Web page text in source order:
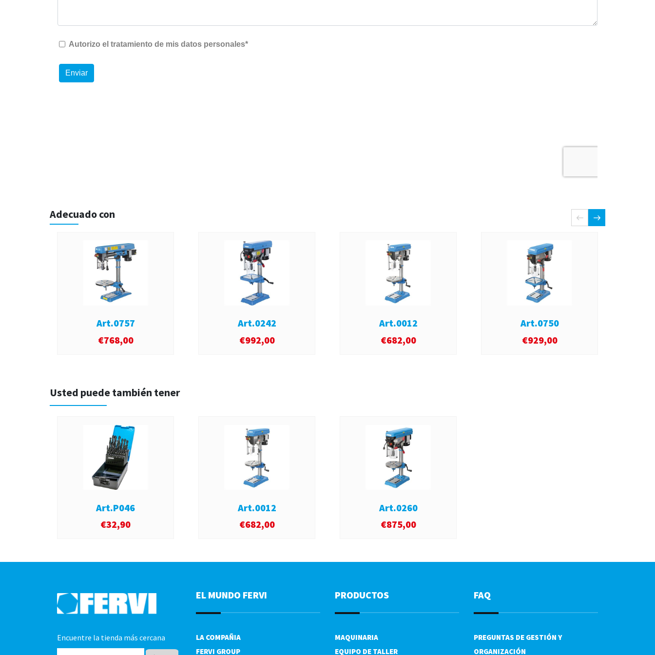
Adecuado con
Art.0757
€768,00
Art.0242
€992,00
Art.0012
€682,00
Art.0750
€929,00
Usted puede también tener
Art.P046
€32,90
Art.0012
€682,00
Art.0260
€875,00
Encuentre la tienda más cercana
EL MUNDO FERVI
LA COMPAÑIA
FERVI GROUP
PRODUCTOS
MAQUINARIA
EQUIPO DE TALLER
FAQ
PREGUNTAS DE GESTIÓN Y
ORGANIZACIÓN